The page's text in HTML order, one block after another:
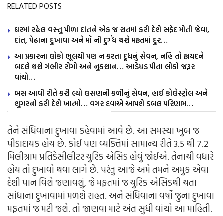
RELATED POSTS
ઘરમાં રહેલ વસ્તુ પીળા દાંતને એક જ રાતમાં કરી દેશે સફેદ મોતી જેવા,
દાંત, પેઢાના દુખાવા અને મોં ની દુર્ગંધ થશે મફતમાં દુર…
આ પ્રકારના લોકો ભૂલથી પણ ન કરતા દૂધનું સેવન, નહિ તો ફાયદને
બદલે થશે ગંભીર રોગો અને નુકશાન… આડેધડ પીતા લોકો જરૂર
વાંચો…
બસ આવી રીતે કરી લ્યો લસણની કળીનું સેવન, હાઈ કોલેસ્ટ્રોલ અને
શુગરનો કરી દેશે ખાત્મો… વગર દવાએ આપશે ડબલ પરિણામ…
તેને સંધિવાના દુખાવા કહેવામાં આવે છે. આ સમસ્યા ખુબ જ
પીડાદાયક હોય છે. કોઈ પણ વ્યક્તિમાં સામાન્ય રીતે 3.5 થી 7.2
મિલીગ્રામ પ્રતિડેસીલીટર યુરિક એસિડ હોવું જોઈએ. તેનાથી વધારે
હોય તો દુખાવો થવા લાગે છે. પરંતુ આજે અમે તમને અમુક એવા
દેશી પાન વિશે જણાવશું, જે મફતમાં જ યુરિક એસિડથી થતા
સાંધાના દુખાવામાં મળશે રાહત. અને સંધિવાના વર્ષો જુના દુખાવા
મફતમાં જ મટી જશે. તો જાણવા માટે અંત સુધી વાંચો આ માહિતી.